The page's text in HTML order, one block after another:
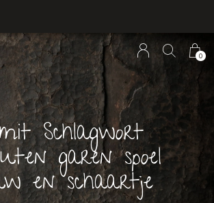
0
Schlagwort
garen spoel
en schaartje